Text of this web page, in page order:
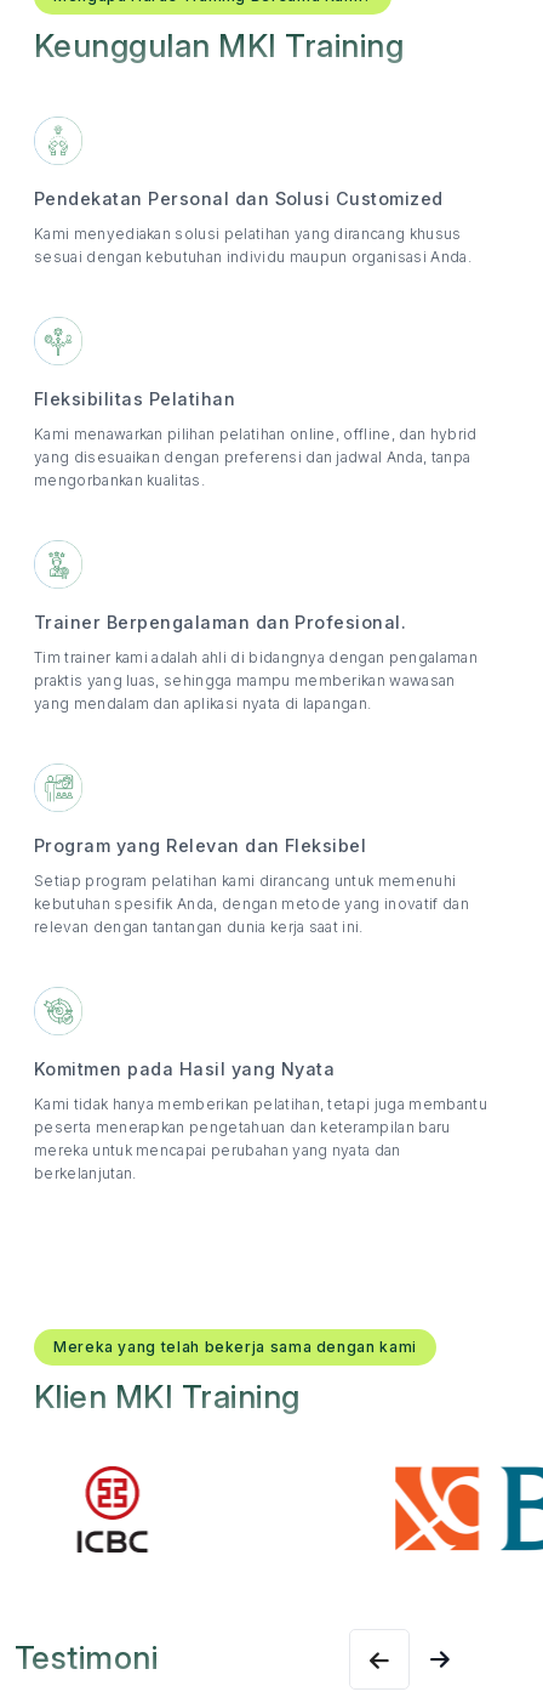
Keunggulan MKI Training
Pendekatan Personal dan Solusi Customized
Kami menyediakan solusi pelatihan yang dirancang khusus
sesuai dengan kebutuhan individu maupun organisasi Anda.
Fleksibilitas Pelatihan
Kami menawarkan pilihan pelatihan online, offline, dan hybrid
yang disesuaikan dengan preferensi dan jadwal Anda, tanpa
mengorbankan kualitas.
Trainer Berpengalaman dan Profesional.
Tim trainer kami adalah ahli di bidangnya dengan pengalaman
praktis yang luas, sehingga mampu memberikan wawasan
yang mendalam dan aplikasi nyata di lapangan.
Program yang Relevan dan Fleksibel
Setiap program pelatihan kami dirancang untuk memenuhi
kebutuhan spesifik Anda, dengan metode yang inovatif dan
relevan dengan tantangan dunia kerja saat ini.
Komitmen pada Hasil yang Nyata
Kami tidak hanya memberikan pelatihan, tetapi juga membantu
peserta menerapkan pengetahuan dan keterampilan baru
mereka untuk mencapai perubahan yang nyata dan
berkelanjutan.
Mereka yang telah bekerja sama dengan kami
Klien MKI Training
Testimoni